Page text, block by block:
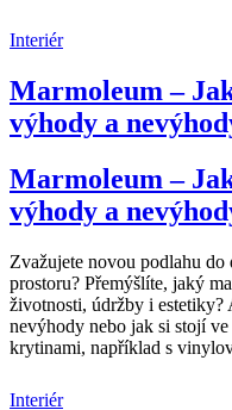
Interiér
Marmoleum –
výhody a
Marmoleum –
výhody a
Zvažujete novou podlahu do
prostoru? Přemýšlíte, jaký
životnosti, údržby i estetiky?
nevýhody nebo jak si stojí
krytinami, například s
Interiér